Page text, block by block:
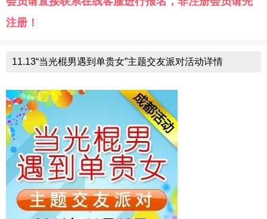
注册！
11.13“当光棍男遇到单贵女”主题交友派对活动详情